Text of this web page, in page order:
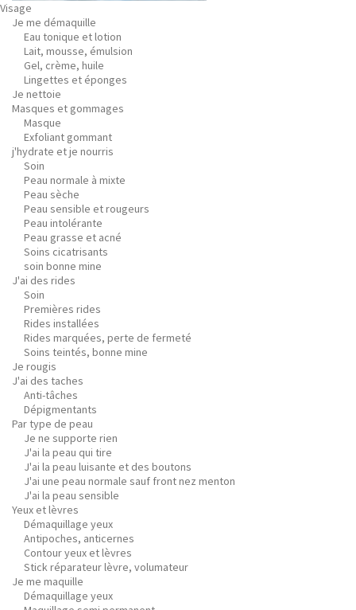
Visage
Je me démaquille
Eau tonique et lotion
Lait, mousse, émulsion
Gel, crème, huile
Lingettes et éponges
Je nettoie
Masques et gommages
Masque
Exfoliant gommant
j'hydrate et je nourris
Soin
Peau normale à mixte
Peau sèche
Peau sensible et rougeurs
Peau intolérante
Peau grasse et acné
Soins cicatrisants
soin bonne mine
J'ai des rides
Soin
Premières rides
Rides installées
Rides marquées, perte de fermeté
Soins teintés, bonne mine
Je rougis
J'ai des taches
Anti-tâches
Dépigmentants
Par type de peau
Je ne supporte rien
J'ai la peau qui tire
J'ai la peau luisante et des boutons
J'ai une peau normale sauf front nez menton
J'ai la peau sensible
Yeux et lèvres
Démaquillage yeux
Antipoches, anticernes
Contour yeux et lèvres
Stick réparateur lèvre, volumateur
Je me maquille
Démaquillage yeux